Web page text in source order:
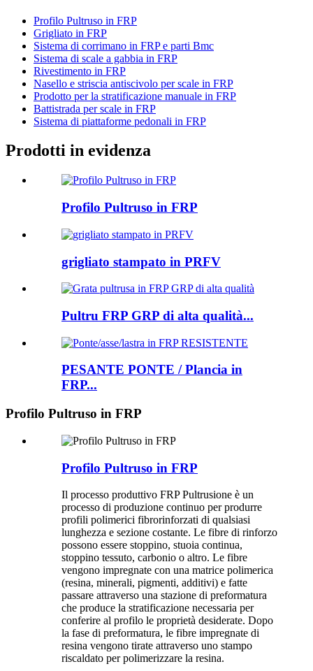
Profilo Pultruso in FRP
Grigliato in FRP
Sistema di corrimano in FRP e parti Bmc
Sistema di scale a gabbia in FRP
Rivestimento in FRP
Nasello e striscia antiscivolo per scale in FRP
Prodotto per la stratificazione manuale in FRP
Battistrada per scale in FRP
Sistema di piattaforme pedonali in FRP
Prodotti in evidenza
Profilo Pultruso in FRP
grigliato stampato in PRFV
Pultru FRP GRP di alta qualità...
PESANTE PONTE / Plancia in
FRP...
Profilo Pultruso in FRP
Profilo Pultruso in FRP
Il processo produttivo FRP Pultrusione è un
processo di produzione continuo per produrre
profili polimerici fibrorinforzati di qualsiasi
lunghezza e sezione costante. Le fibre di rinforzo
possono essere stoppino, stuoia continua,
stoppino tessuto, carbonio o altro. Le fibre
vengono impregnate con una matrice polimerica
(resina, minerali, pigmenti, additivi) e fatte
passare attraverso una stazione di preformatura
che produce la stratificazione necessaria per
conferire al profilo le proprietà desiderate. Dopo
la fase di preformatura, le fibre impregnate di
resina vengono tirate attraverso uno stampo
riscaldato per polimerizzare la resina.